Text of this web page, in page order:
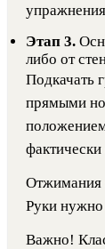
Этап 3.
либо от
Подкачать
прямыми
фактически
Отжимания
Руки нужно
Важно!